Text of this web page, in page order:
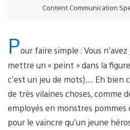
Content Communication
Pour faire simple : Vous
mettre un « peint » dans la
c’est un jeu de mots)… Eh bien
de très vilaines choses, comme
employés en monstres pommes
pour le vaincre qu’un jeune